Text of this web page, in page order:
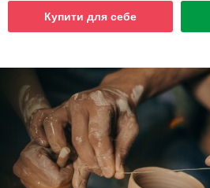
Купити для себе